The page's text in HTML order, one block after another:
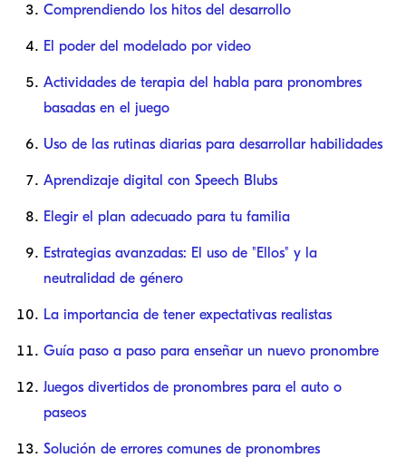
Comprendiendo los hitos del desarrollo
El poder del modelado por video
Actividades de terapia del habla para pronombres
basadas en el juego
Uso de las rutinas diarias para desarrollar habilidades
Aprendizaje digital con Speech Blubs
Elegir el plan adecuado para tu familia
Estrategias avanzadas: El uso de "Ellos" y la
neutralidad de género
La importancia de tener expectativas realistas
Guía paso a paso para enseñar un nuevo pronombre
Juegos divertidos de pronombres para el auto o
paseos
Solución de errores comunes de pronombres